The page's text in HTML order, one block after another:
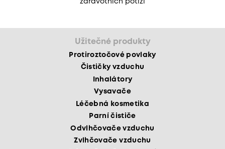
zdravotních potíží
Užitečné produkty
Protiroztočové povlaky
Čističky vzduchu
Inhalátory
Vysavače
Léčebná kosmetika
Parní čističe
Odvlhčovače vzduchu
Zvlhčovače vzduchu